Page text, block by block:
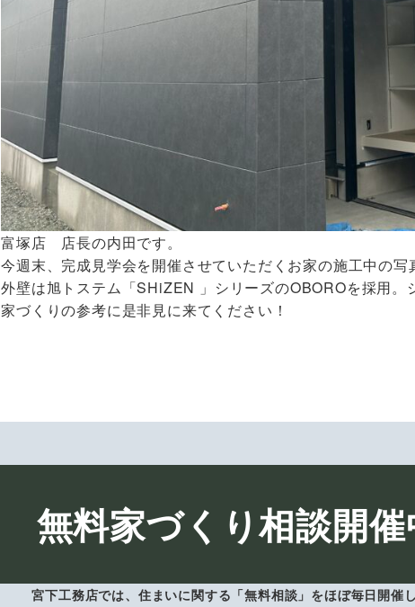
富塚店 店長の内田です。
今週末、完成見学会を開催させていただくお家の施工中の写
外壁は旭トステム「SHiZEN 」シリーズのOBOROを採用。
家づくりの参考に是非見に来てください！
無料家づくり相談開催
宮下工務店では、住まいに関する「無料相談」をほぼ毎日開催